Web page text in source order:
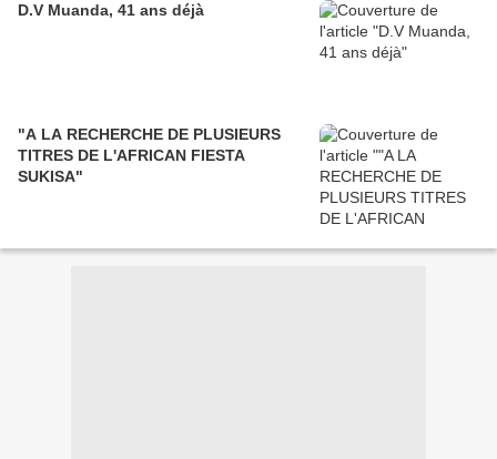
D.V Muanda, 41 ans déjà
"A LA RECHERCHE DE PLUSIEURS
TITRES DE L'AFRICAN FIESTA
SUKISA"